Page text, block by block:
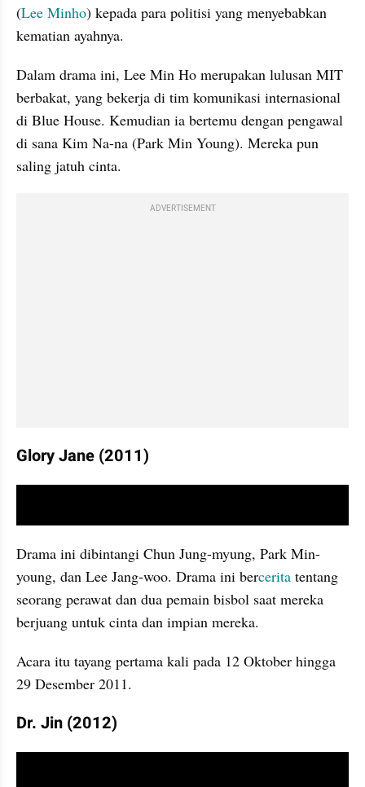
(Lee Minho) kepada para politisi yang menyebabkan
kematian ayahnya.
Dalam drama ini, Lee Min Ho merupakan lulusan MIT
berbakat, yang bekerja di tim komunikasi internasional
di Blue House. Kemudian ia bertemu dengan pengawal
di sana Kim Na-na (Park Min Young). Mereka pun
saling jatuh cinta.
ADVERTISEMENT
Glory Jane (2011)
Drama ini dibintangi Chun Jung-myung, Park Min-
young, dan Lee Jang-woo. Drama ini bercerita tentang
seorang perawat dan dua pemain bisbol saat mereka
berjuang untuk cinta dan impian mereka.
Acara itu tayang pertama kali pada 12 Oktober hingga
29 Desember 2011.
Dr. Jin (2012)